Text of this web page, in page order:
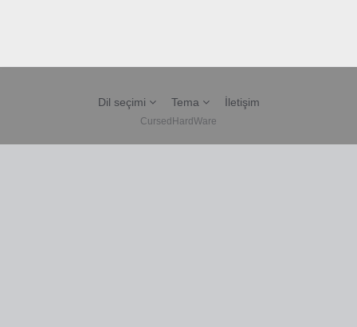
Dil seçimi Tema İletişim
CursedHardWare